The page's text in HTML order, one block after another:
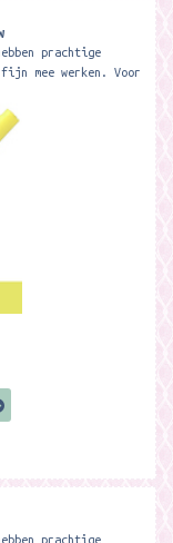
prachtige
mee werken. Voor
prachtige